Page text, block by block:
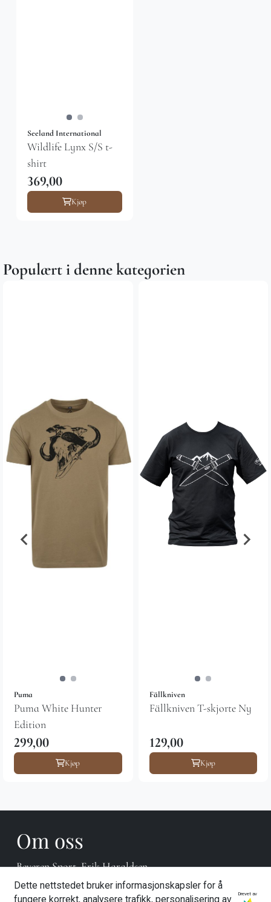
Seeland International
Wildlife Lynx S/S t-
shirt
369,00
Kjøp
Populært i denne kategorien
Puma
Puma White Hunter
Edition
299,00
Kjøp
Fällkniven
Fällkniven T-skjorte Ny
129,00
Kjøp
Om oss
Beveren Sport, Erik Haraldsen
Hovengvegen 18
Dette nettstedet bruker informasjonskapsler for å
fungere korrekt, analysere trafikk, personalisering av
Drevet av